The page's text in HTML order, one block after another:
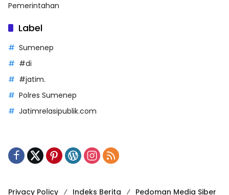
Pemerintahan
Label
Sumenep
#di
#jatim.
Polres Sumenep
Jatimrelasipublik.com
Privacy Policy Indeks Berita Pedoman Media Siber